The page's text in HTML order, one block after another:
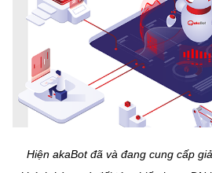
Sở hữu trí tuệ
Tiêu chuẩn, đo lường, chất
Năng lượng nguyên tử
Lấy ý kiến người dân về dự
Khoa học và Công nghệ
Đổi mới sáng tạo
Chuyển đổi số
Multimedia
THƯ ĐIỆN TỬ
Videos
Infographic
Hiện akaBot đã và đang cung cấp